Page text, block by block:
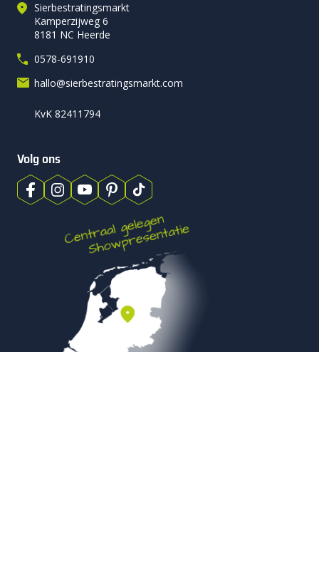
Sierbestratingsmarkt
Kamperzijweg 6
8181 NC Heerde
0578-691910
hallo@sierbestratingsmarkt.com
KvK 82411794
Volg ons